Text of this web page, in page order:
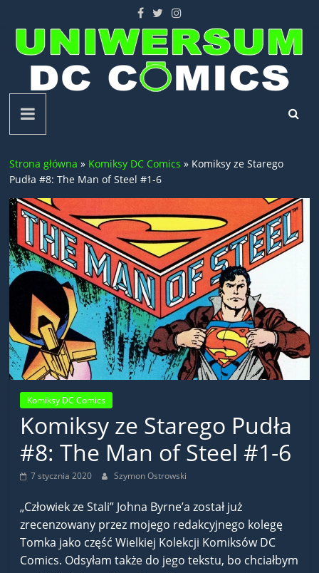
content
Uniwersum
DC
Comics
Strona główna » Komiksy DC Comics » Komiksy ze Starego
Pudła #8: The Man of Steel #1-6
Komiksy DC Comics
Komiksy ze Starego Pudła
#8: The Man of Steel #1-6
7 stycznia 2020 Szymon Ostrowski
„Człowiek ze Stali” Johna Byrne’a został już
zrecenzowany przez mojego redakcyjnego kolegę
Tomka jako część Wielkiej Kolekcji Komiksów DC
Comics. Odsyłam także do jego tekstu, bo chciałbym